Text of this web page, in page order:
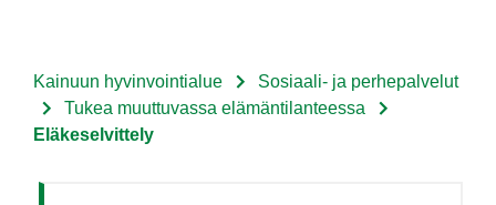
Murupolku
Kainuun hyvinvointialue
Sosiaali- ja perhepalvelut
Tukea muuttuvassa elämäntilanteessa
Eläkeselvittely